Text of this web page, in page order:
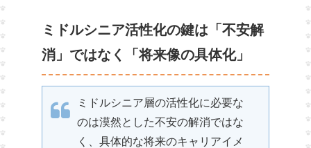
ミドルシニア活性化の鍵は「不安解
消」ではなく「将来像の具体化」
ミドルシニア層の活性化に必要な
のは漠然とした不安の解消ではな
く、具体的な将来のキャリアイメ